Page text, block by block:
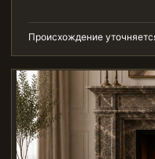
Происхождение